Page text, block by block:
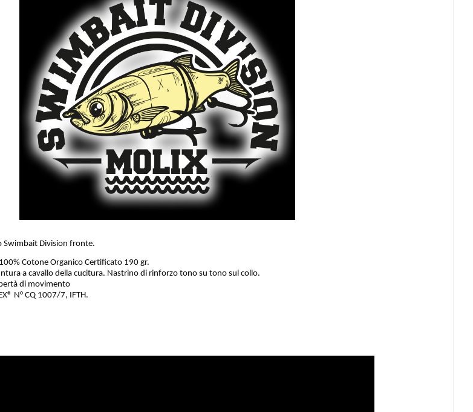
Swimbait Division fronte.
Cotone Organico Certificato 190 gr.
a cavallo della cucitura. Nastrino di rinforzo tono su tono sul collo.
di movimento
N° CQ 1007/7, IFTH.